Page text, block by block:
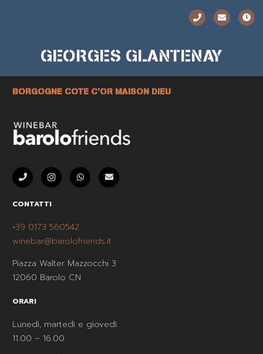
GEORGES GLANTENAY
BORGOGNE COTE C’OR MAISON DIEU
CONTATTI
+39 0173 560542
winebar@barolofriends.it
Piazza Walter Mazzocchi 3
12060 Barolo CN
ORARI
Lunedì, martedì e giovedì
11.00 – 16.00